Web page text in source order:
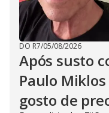
DO R7/05/08/2026
Após susto
Paulo Miklos
gosto de